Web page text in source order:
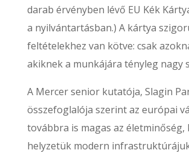
darab érvényben lévő EU Kék
a nyilvántartásban.) A kártya
feltételekhez van kötve: csak
akiknek a munkájára tényleg nagy
A Mercer senior kutatója, Slagin
összefoglalója szerint az európai
továbbra is magas az életminőség,
helyzetük modern